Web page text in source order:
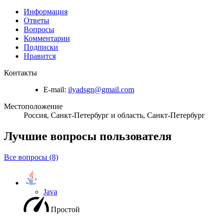
Информация
Ответы
Вопросы
Комментарии
Подписки
Нравится
Контакты
E-mail: ilyadsgn@gmail.com
Местоположение
Россия, Санкт-Петербург и область, Санкт-Петербург
Лучшие вопросы пользователя
Все вопросы (8)
Java
Простой